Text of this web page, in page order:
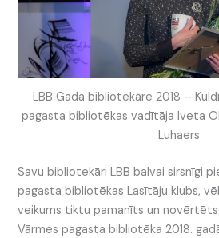
LBB Gada bibliotekāre 2018 –
pagasta bibliotēkas vadītāja Iveta
Luhaers
Savu bibliotekāri LBB balvai sirsnīgi
pagasta bibliotēkas Lasītāju klubs,
veikums tiktu pamanīts un novērtēts
Vārmes pagasta bibliotēka 2018.